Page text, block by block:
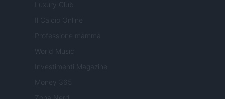
Luxury Club
Il Calcio Online
Professione mamma
World Music
Investimenti Magazine
Money 365